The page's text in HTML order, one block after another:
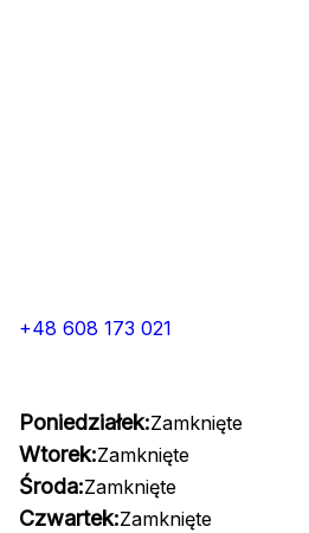
+48 608 173 021
Poniedziałek:Zamknięte
Wtorek:Zamknięte
Środa:Zamknięte
Czwartek:Zamknięte